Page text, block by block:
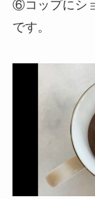
⑥コップにシ
です。